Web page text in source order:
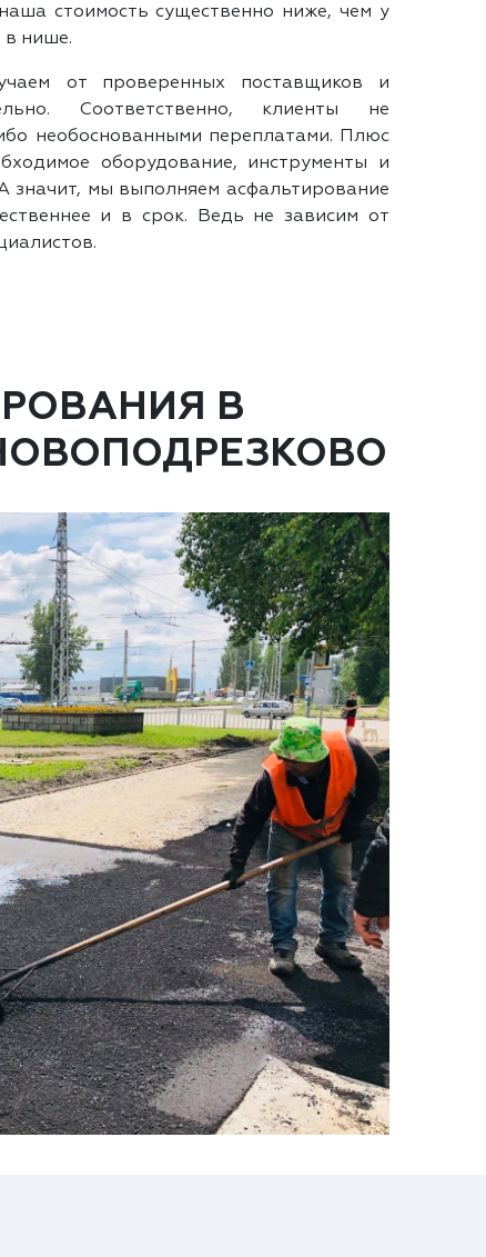
стоимость существенно ниже, чем у
в нише.
от проверенных поставщиков и
Соответственно, клиенты не
необоснованными переплатами. Плюс
оборудование, инструменты и
значит, мы выполняем асфальтирование
и в срок. Ведь не зависим от
В